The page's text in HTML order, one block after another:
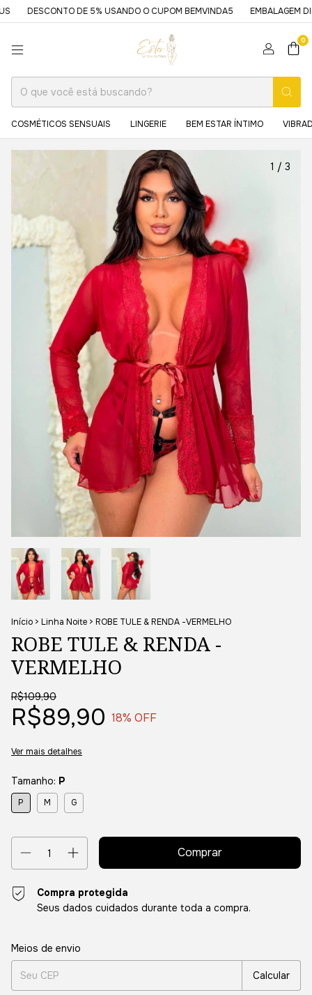
DE 5% USANDO O CUPOM BEMVINDA5 EMBALAGEM
0
COSMÉTICOS SENSUAIS LINGERIE BEM ESTAR ÍNTIMO
1 / 3
Início > Linha Noite > ROBE TULE & RENDA -VERMELHO
ROBE TULE & RENDA -
VERMELHO
R$109,90
R$89,90 18% OFF
Ver mais detalhes
Tamanho: P
P M G
Compra protegida
Seus dados cuidados durante toda a compra.
Entregas para o CEP:
Meios de envio
Calcular